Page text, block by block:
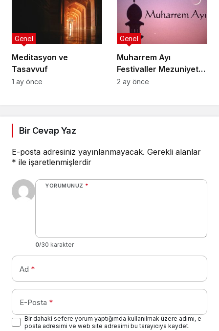
Meditasyon ve
Tasavvuf
Genel
1 ay önce
Muharrem Ayı
Festivaller Mezuniyet
Törenleri
Genel
2 ay önce
Bir Cevap Yaz
E-posta adresiniz yayınlanmayacak. Gerekli alanlar
* ile işaretlenmişlerdir
YORUMUNUZ *
0/30 karakter
Ad *
E-Posta *
Bir dahaki sefere yorum yaptığımda kullanılmak üzere adımı, e-
posta adresimi ve web site adresimi bu tarayıcıya kaydet.